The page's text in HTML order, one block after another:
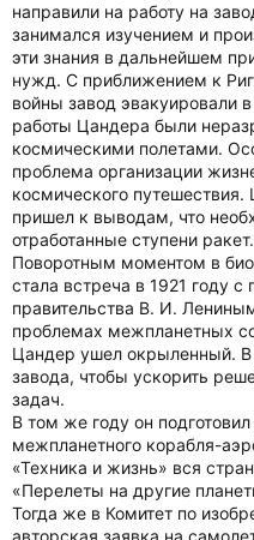
направили на работу на
занимался изучением и
эти знания в дальнейшем
нужд. С приближением к
войны завод эвакуировали
работы Цандера были
космическими полетами.
проблема организации
космического
пришел к выводам, что
отработанные ступени ракет.
Поворотным моментом в
стала встреча в 1921 году с
правительства В. И.
проблемах межпланетных
Цандер ушел окрыленный. В
завода, чтобы ускорить
задач.
В том же году он
межпланетного корабля-
«Техника и жизнь» вся
«Перелеты на другие
Тогда же в Комитет по
авторская заявка на